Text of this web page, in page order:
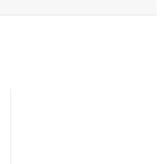
1997, nr
1997, nr